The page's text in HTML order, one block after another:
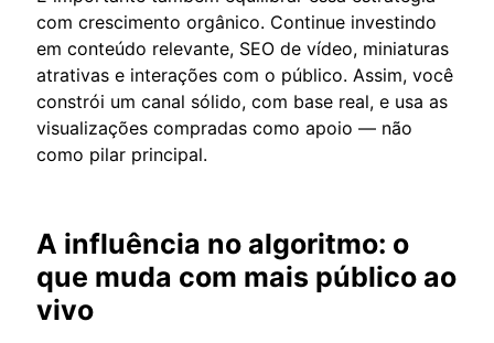
com crescimento orgânico. Continue investindo
em conteúdo relevante, SEO de vídeo, miniaturas
atrativas e interações com o público. Assim, você
constrói um canal sólido, com base real, e usa as
visualizações compradas como apoio — não
como pilar principal.
A influência no algoritmo: o
que muda com mais público ao
vivo